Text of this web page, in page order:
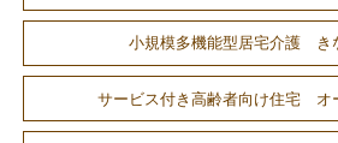
小規模多機能型居宅介護 き
サービス付き高齢者向け住宅 オ